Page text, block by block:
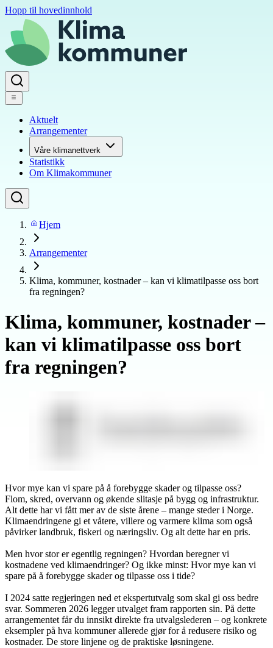
Hopp til hovedinnhold
Aktuelt
Arrangementer
Våre klimanettverk
Statistikk
Om Klimakommuner
Hjem
Arrangementer
Klima, kommuner, kostnader – kan vi klimatilpasse oss bort
fra regningen?
Klima, kommuner, kostnader –
kan vi klimatilpasse oss bort
fra regningen?
Hvor mye kan vi spare på å forebygge skader og tilpasse oss?
Flom, skred, overvann og økende slitasje på bygg og infrastruktur.
Alt dette har vi fått mer av de siste årene – mange steder i Norge.
Klimaendringene gi et våtere, villere og varmere klima som også
påvirker landbruk, fiskeri og næringsliv. Og alt dette har en pris.
Men hvor stor er egentlig regningen? Hvordan beregner vi
kostnadene ved klimaendringer? Og ikke minst: Hvor mye kan vi
spare på å forebygge skader og tilpasse oss i tide?
I 2024 satte regjeringen ned et ekspertutvalg som skal gi oss bedre
svar. Sommeren 2026 legger utvalget fram rapporten sin. På dette
arrangementet får du innsikt direkte fra utvalgslederen – og konkrete
eksempler på hva kommuner allerede gjør for å redusere risiko og
kostnader. De store linjene og de praktiske løsningene.